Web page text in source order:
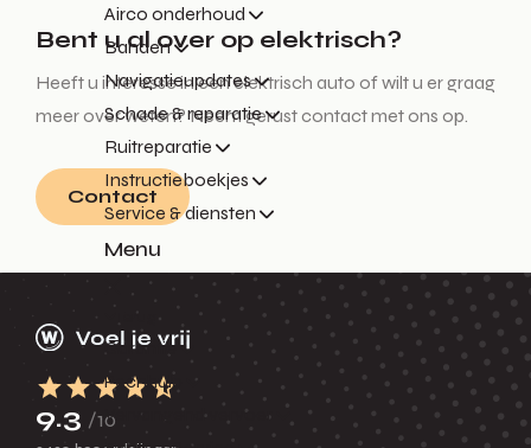
Airco onderhoud
Banden
Navigatieupdates
Schade & reparatie
Ruitreparatie
Instructieboekjes
Service & diensten
Menu
Garantie
Pechhulp
Vervangend vervoer
Bent u al over op elektrisch?
Heeft u interesse in een elektrisch auto of wilt u er graag
meer over weten? Neem gerust contact met ons op.
Contact
9.3 /10